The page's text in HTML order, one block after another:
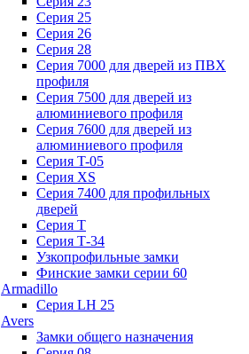
Серия 25
Серия 26
Серия 28
Серия 7000 для дверей из ПВХ
профиля
Серия 7500 для дверей из
алюминиевого профиля
Серия 7600 для дверей из
алюминиевого профиля
Серия T-05
Серия XS
Серия 7400 для профильных
дверей
Серия Т
Серия Т-34
Узкопрофильные замки
Финские замки серии 60
Armadillo
Серия LH 25
Avers
Замки общего назначения